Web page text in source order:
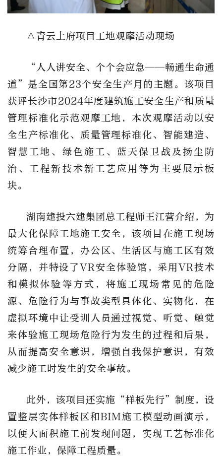
△青云上府项目工地观摩活动现场
“人人讲安全、个个会应急——畅通生命通
道”是全国第23个安全生产月的主题。该项目
获评长沙市2024年度建筑施工安全生产和质量
管理标准化示范观摩工地，本次观摩活动以安
全生产标准化、质量管理标准化、智能建造、
智慧工地、绿色施工、蓝天保卫战及扬尘防
治、工程新技术新工艺应用等为主要展示板
块。
湖南建投六建集团总工程师王江营介绍，为
最大化保障工地施工安全，该项目在施工现场
统筹合理布置，办公区、生活区与施工区有效
分隔，并特设了VR安全体验馆，采用VR技术
和模拟体验等方式，将施工现场常见的危险
源、危险行为与事故类型具体化、实物化，在
虚拟环境中让受训人员通过视觉、听觉、触觉
来体验施工现场危险行为发生的过程和后果，
从而提高安全意识，增强自我保护意识，有效
减少施工时发生的安全事故。
此外，该项目还实施“样板先行”制度，设
置整层实体样板区和BIM施工模型动画演示，
以便大面积施工前发现问题，实现工艺标准化
施工作业，保障工程质量。